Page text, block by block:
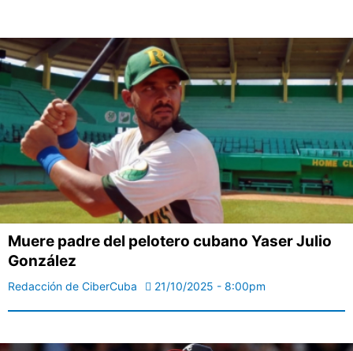
Muere padre del pelotero cubano Yaser Julio
González
Redacción de CiberCuba 21/10/2025 - 8:00pm